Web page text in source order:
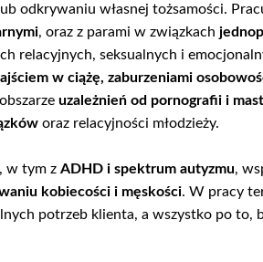
odkrywaniu własnej tożsamości.
, oraz z parami w związkach
relacyjnych, seksualnych i
w ciążę, zaburzeniami
uzależnień od pornografii i
oraz relacyjności młodzieży.
, w tym z ADHD i spektrum autyzmu,
kobiecości i męskości. W pracy
potrzeb klienta, a wszystko po to,